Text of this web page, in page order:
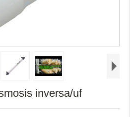
inversa/uf